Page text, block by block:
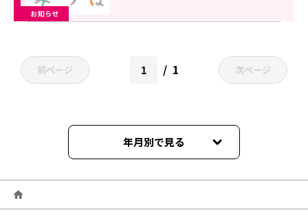
お知らせ
前ページ 1 次ページ
年月別で見る
2026年06月
2026年03月